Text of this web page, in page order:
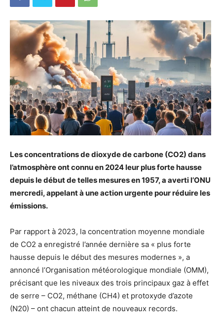
Les concentrations de dioxyde de carbone (CO2) dans
l’atmosphère ont connu en 2024 leur plus forte hausse
depuis le début de telles mesures en 1957, a averti l’ONU
mercredi, appelant à une action urgente pour réduire les
émissions.
Par rapport à 2023, la concentration moyenne mondiale
de CO2 a enregistré l’année dernière sa « plus forte
hausse depuis le début des mesures modernes », a
annoncé l’Organisation météorologique mondiale (OMM),
précisant que les niveaux des trois principaux gaz à effet
de serre – CO2, méthane (CH4) et protoxyde d’azote
(N20) – ont chacun atteint de nouveaux records.